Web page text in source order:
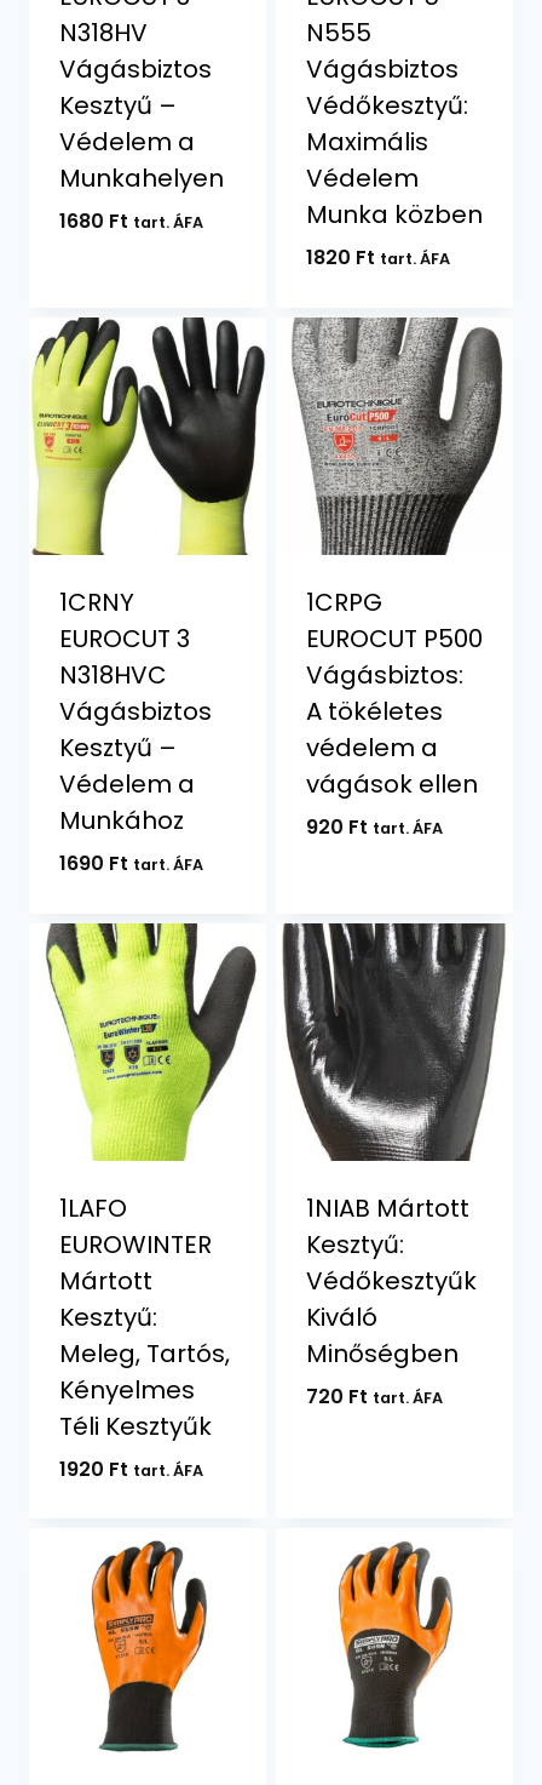
N318HV
Vágásbiztos
Kesztyű –
Védelem a
Munkahelyen
1680 Ft tart. ÁFA
N555
Vágásbiztos
Védőkesztyű:
Maximális
Védelem
Munka közben
1820 Ft tart. ÁFA
1CRNY
EUROCUT 3
N318HVC
Vágásbiztos
Kesztyű –
Védelem a
Munkához
1690 Ft tart. ÁFA
1CRPG
EUROCUT P500
Vágásbiztos:
A tökéletes
védelem a
vágások ellen
920 Ft tart. ÁFA
1LAFO
EUROWINTER
Mártott
Kesztyű:
Meleg, Tartós,
Kényelmes
Téli Kesztyűk
1920 Ft tart. ÁFA
1NIAB Mártott
Kesztyű:
Védőkesztyűk
Kiváló
Minőségben
720 Ft tart. ÁFA